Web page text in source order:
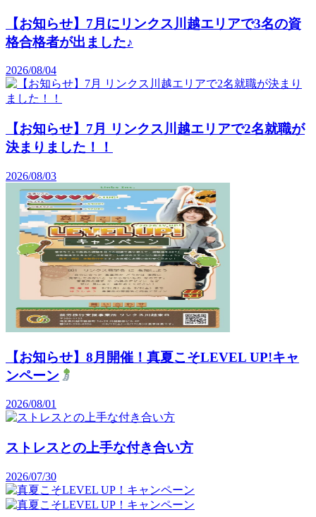
【お知らせ】7月にリンクス川越エリアで3名の資
格合格者が出ました♪
2026/08/04
【お知らせ】7月 リンクス川越エリアで2名就職が
決まりました！！
2026/08/03
【お知らせ】8月開催！真夏こそLEVEL UP!キャ
ンペーン
2026/08/01
ストレスとの上手な付き合い方
2026/07/30